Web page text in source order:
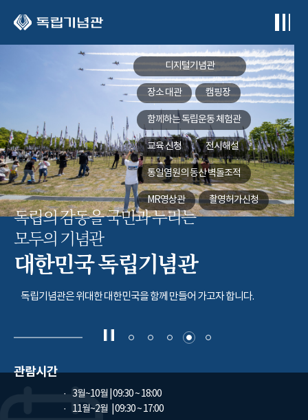
디지털기념관
장소 대관 캠핑장
함께하는독립운동 체험관
교육 신청 전시해설
통일염원의 동산벽돌조적
MR영상관 촬영허가신청
독립의 감동을 국민과 누리는
모두의 기념관
대한민국 독립기념관
독립기념관은 위대한 대한민국을 함께 만들어 가고자 합니다.
관람시간
3월~10월 | 09:30 ~ 18:00
11월~2월
| 09:30 ~ 17:00